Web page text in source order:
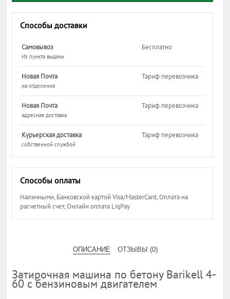
Способы доставки
Самовывоз
Из пункта выдачи
Бесплатно
Новая Почта
на отделение
Тариф перевозчика
Новая Почта
адресная доставка
Тариф перевозчика
Курьерская доставка
собственной службой
Тариф перевозчика
Способы оплаты
Наличными, Банковской картой Visa/MasterCard, Оплата на
расчетный счет, Онлайн оплата LiqPay
ОПИСАНИЕ ОТЗЫВЫ (0)
Затирочная машина по бетону Barikell 4-
60 с бензиновым двигателем